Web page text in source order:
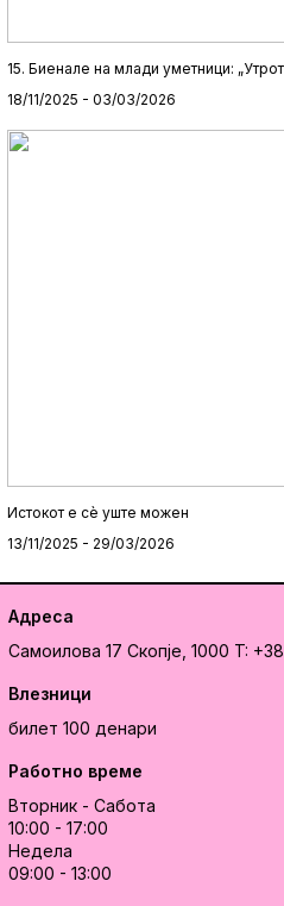
15. Биенале на млади уметници:
18/11/2025 - 03/03/2026
Истокот e сè уште можен
13/11/2025 - 29/03/2026
Адреса
Самоилова 17 Скопје, 1000 T:
Влезници
билет 100 денари
Работно време
Вторник - Сабота
10:00 - 17:00
Недела
09:00 - 13:00